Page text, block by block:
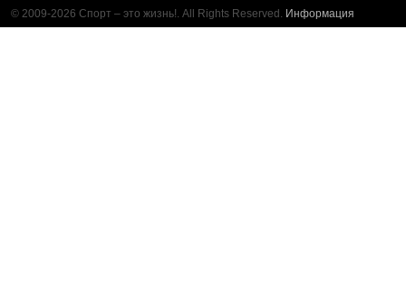
© 2009-2026 Спорт – это жизнь!. All Rights Reserved. Информация